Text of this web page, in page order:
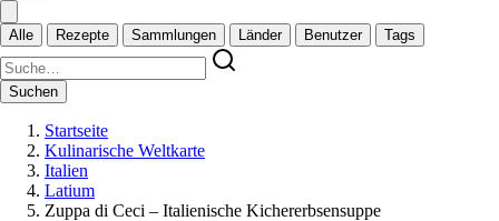
Alle Rezepte Sammlungen Länder Benutzer Tags
Suchen
Startseite
Kulinarische Weltkarte
Italien
Latium
Zuppa di Ceci – Italienische Kichererbsensuppe